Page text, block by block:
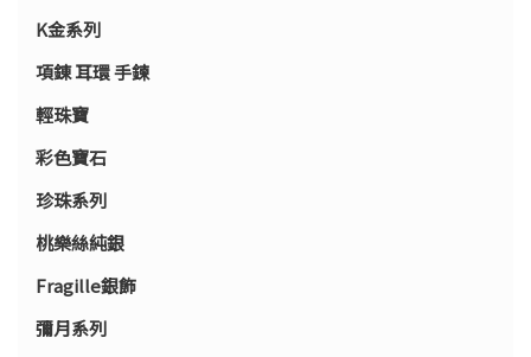
K金系列
項錬 耳環 手鍊
輕珠寶
彩色寶石
珍珠系列
桃樂絲純銀
Fragille銀飾
彌月系列